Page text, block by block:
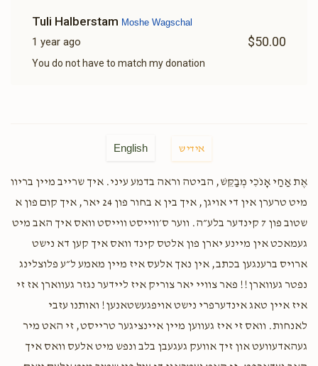
Tuli Halberstam Moshe Wagschal
1 year ago $50.00
You do not have to match my donation
English אידיש
אֶת אַחַי אָנֹכִי מְבַקֵּשׁ, הביטה וראה בדמע עיני. איך שרייב מיין בריוו
מיט טרערן אין די אויגן, איך בין א בחור פון 24 יאר, איך קום פון א
שטוב פון 7 קינדער בלע״ה. ווער ס׳ווייסט ווייסט וואס איך האב מיט
געמאכט אין מיינע יארן פון אלטס קינד וואס איך קען דא נישט
ארויס ברענגען בכתב, אין נאך אלעס איז מיין מאמע ל״ע פלוצלינג
נפטר געווארן!! פאר צוויי יאר צוריק איז ליידער נגזר געווארן אז זי
איז איין טאג אינדערפרי נישט אויפגעשטאנען! ואותנו עזבי
לאנחות. וואס זי איז געווען מיין איינציגער טרייסט, זי האט מיר
געהאדעוועט און זיך אוועק געגעבן בלב ונפש מיט אלעס וואס איך